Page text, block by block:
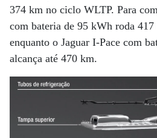
374 km no ciclo WLTP. Para
com bateria de 95 kWh roda 417
enquanto o Jaguar I-Pace com
alcança até 470 km.